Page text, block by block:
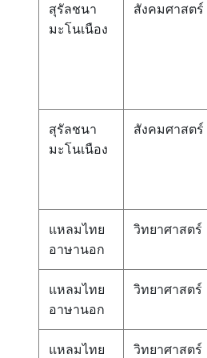
สุรัลชนา
มะโนเนือง
สังคมศาสตร์
สุรัลชนา
มะโนเนือง
สังคมศาสตร์
แหลมไทย
อาษานอก
วิทยาศาสตร์
แหลมไทย
อาษานอก
วิทยาศาสตร์
แหลมไทย
วิทยาศาสตร์